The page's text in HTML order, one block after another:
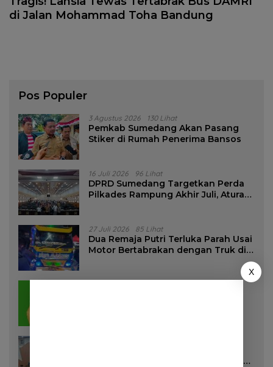
di Jalan Mohammad Toha Bandung
Pos Populer
3 Agustus 2026 130 Lihat
Pemkab Sumedang Akan Pasang
Stiker di Rumah Penerima Bansos
16 Juli 2026 96 Lihat
DPRD Sumedang Targetkan Perda
Pilkades Rampung Akhir Juli, Aturan
27 Juli 2026 85 Lihat
Dua Remaja Putri Terluka Parah Usai
Motor Bertabrakan dengan Truk di
Pemilihan Kepala Desa Tahun 2026
X